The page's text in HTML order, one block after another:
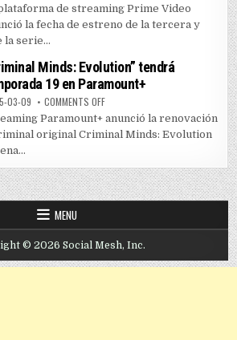
de streaming Prime Video
la fecha de estreno de la tercera y
la serie...
Minds: Evolution” tendrá
19 en Paramount+
03-09 COMMENTS OFFON “CRIMINAL MINDS:
Paramount+ anunció la renovación
original Criminal Minds: Evolution
MENU
© 2026 Social Mesh, Inc.